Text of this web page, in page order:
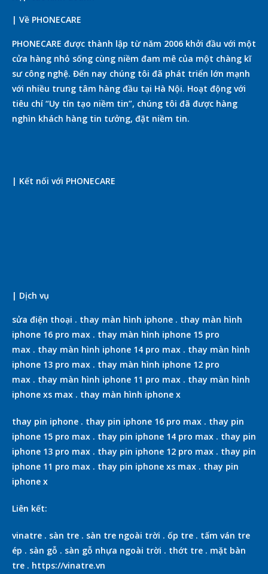
| Về PHONECARE
PHONECARE được thành lập từ năm 2006 khởi đầu với một
cửa hàng nhỏ sống cùng niềm đam mê của một chàng kĩ
sư công nghệ. Đến nay chúng tôi đã phát triển lớn mạnh
với nhiều trung tâm hàng đầu tại Hà Nội. Hoạt động với
tiêu chí “Uy tín tạo niềm tin”, chúng tôi đã được hàng
nghìn khách hàng tin tưởng, đặt niềm tin.
| Kết nối với PHONECARE
| Dịch vụ
sửa điện thoại . thay màn hình iphone . thay màn hình
iphone 16 pro max . thay màn hình iphone 15 pro
max . thay màn hình iphone 14 pro max . thay màn hình
iphone 13 pro max . thay màn hình iphone 12 pro
max . thay màn hình iphone 11 pro max . thay màn hình
iphone xs max . thay màn hình iphone x
thay pin iphone . thay pin iphone 16 pro max . thay pin
iphone 15 pro max . thay pin iphone 14 pro max . thay pin
iphone 13 pro max . thay pin iphone 12 pro max . thay pin
iphone 11 pro max . thay pin iphone xs max . thay pin
iphone x
Liên kết:
vinatre . sàn tre . sàn tre ngoài trời . ốp tre . tấm ván tre
ép . sàn gỗ . sàn gỗ nhựa ngoài trời . thớt tre . mặt bàn
tre . https://vinatre.vn